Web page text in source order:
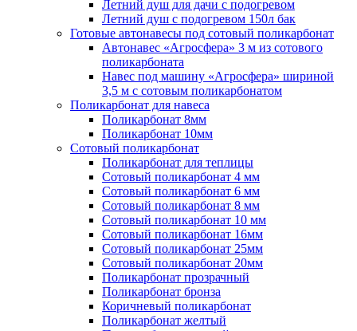
Летний душ для дачи с подогревом
Летний душ с подогревом 150л бак
Готовые автонавесы под сотовый поликарбонат
Автонавес «Агросфера» 3 м из сотового
поликарбоната
Навес под машину «Агросфера» шириной
3,5 м с сотовым поликарбонатом
Поликарбонат для навеса
Поликарбонат 8мм
Поликарбонат 10мм
Сотовый поликарбонат
Поликарбонат для теплицы
Сотовый поликарбонат 4 мм
Сотовый поликарбонат 6 мм
Сотовый поликарбонат 8 мм
Сотовый поликарбонат 10 мм
Сотовый поликарбонат 16мм
Сотовый поликарбонат 25мм
Сотовый поликарбонат 20мм
Поликарбонат прозрачный
Поликарбонат бронза
Коричневый поликарбонат
Поликарбонат желтый